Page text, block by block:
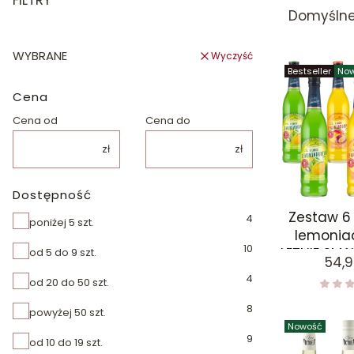
WYBRANE Wyczyść
Cena
Cena od
zł
Cena do
zł
Dostępność
Dostępność
poniżej 5 szt. 4
od 5 do 9 szt. 10
od 20 do 50 szt. 4
powyżej 50 szt. 8
od 10 do 19 szt. 9
Bestseller
Zestaw
LETNIE
Nowość